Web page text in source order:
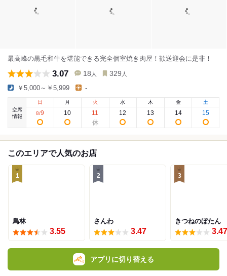
最高峰の黒毛和牛を堪能できる完全個室焼き肉屋！歓送迎会に是非！
3.07 18 人 329 人
￥5,000～￥5,999 -
空席
情報
日
8/9
月
10
火
11
水
12
木
13
金
14
土
15
このエリアで人気のお店
1
鳥林
3.55
2
さんわ
3.47
3
きつねのぼたん
3.47
アプリに切り替える